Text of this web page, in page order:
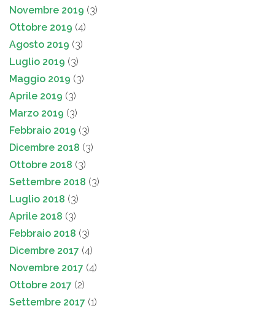
Novembre 2019 (3)
Ottobre 2019 (4)
Agosto 2019 (3)
Luglio 2019 (3)
Maggio 2019 (3)
Aprile 2019 (3)
Marzo 2019 (3)
Febbraio 2019 (3)
Dicembre 2018 (3)
Ottobre 2018 (3)
Settembre 2018 (3)
Luglio 2018 (3)
Aprile 2018 (3)
Febbraio 2018 (3)
Dicembre 2017 (4)
Novembre 2017 (4)
Ottobre 2017 (2)
Settembre 2017 (1)